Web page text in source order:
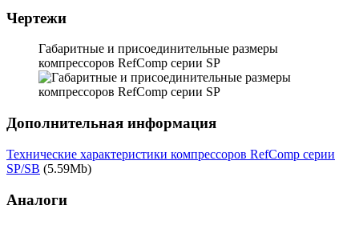
Чертежи
Габаритные и присоединительные размеры
компрессоров RefComp серии SP
Дополнительная информация
Технические характеристики компрессоров RefComp серии
SP/SB (5.59Mb)
Аналоги